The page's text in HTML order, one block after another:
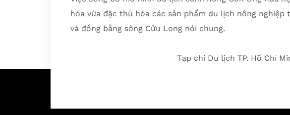
hóa vừa đặc thù hóa các sản phẩm du lịch nông nghiệp
và đồng bằng sông Cửu Long nói chung.
Tạp chí Du lịch TP. Hồ Chí